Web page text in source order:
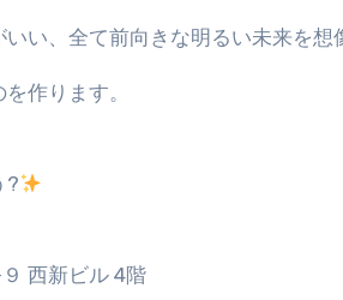
い、全て前向きな明るい未来を想
作ります。
?
西新ビル 4階